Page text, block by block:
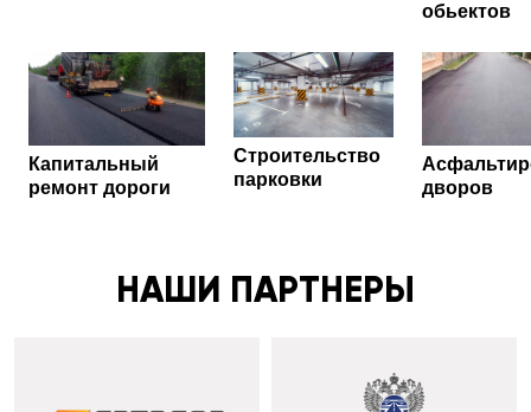
обьектов
Капитальный
ремонт дороги
Строительство
парковки
дворов
НАШИ ПАРТНЕРЫ